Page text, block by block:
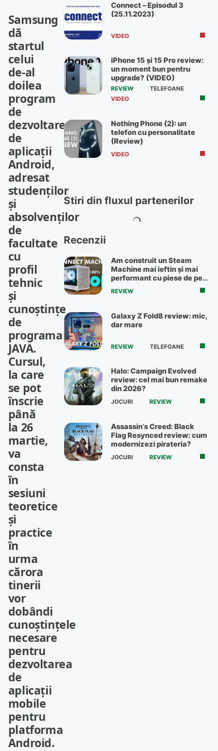
Samsung
dă
startul
celui
de-al
doilea
program
de
dezvoltare
de
aplicații
Android,
adresat
studenților
și
absolvenților
de
facultate
cu
profil
tehnic
și
cunoștințe
de
programare
JAVA.
Cursul,
la care
se pot
înscrie
până
la 26
martie,
va
consta
în
sesiuni
teoretice
și
practice
în
urma
cărora
tinerii
vor
dobândi
cunoștințele
necesare
pentru
dezvoltarea
de
aplicații
mobile
pentru
platforma
Android.
Connect – Episodul 3
(25.11.2023)
VIDEO
iPhone 15 și 15 Pro review:
un moment bun pentru
upgrade? (VIDEO)
REVIEW
TELEFOANE
VIDEO
Nothing Phone (2): un
telefon cu personalitate
(Review)
VIDEO
Stiri din fluxul partenerilor
Recenzii
Am construit un Steam
Machine mai ieftin și mai
performant cu piese de pe
OLX
REVIEW
Galaxy Z Fold8 review: mic,
dar mare
REVIEW TELEFOANE
Halo: Campaign Evolved
review: cel mai bun remake
din 2026?
JOCURI REVIEW
Assassin’s Creed: Black
Flag Resynced review: cum
modernizezi pirateria?
JOCURI REVIEW